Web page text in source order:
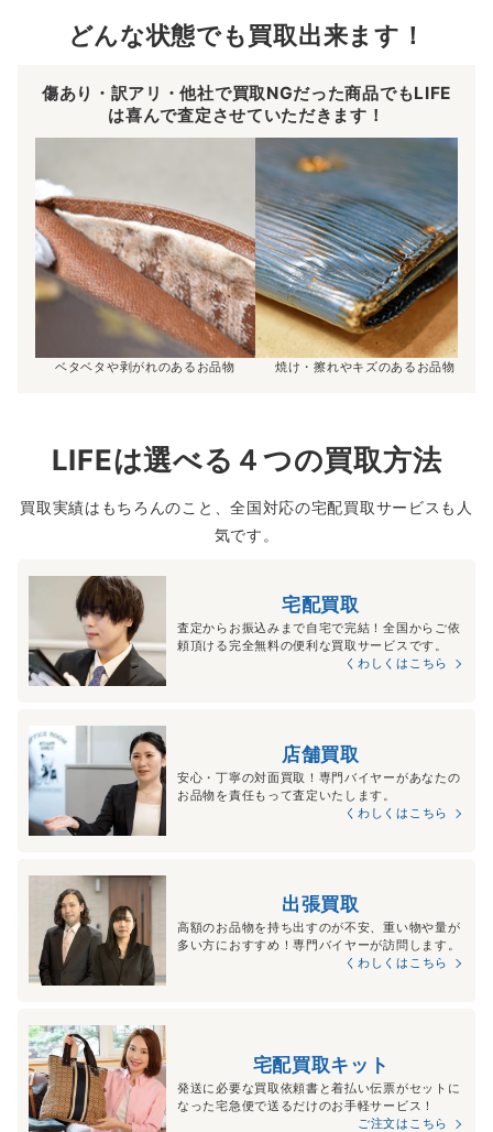
どんな状態でも買取出来ます！
傷あり・訳アリ・他社で買取NGだった商品でもLIFE
は喜んで査定させていただきます！
ベタベタや剥がれのあるお品物 焼け・擦れやキズのあるお品物
LIFEは選べる４つの買取方法
買取実績はもちろんのこと、全国対応の宅配買取サービスも人
気です。
宅配買取
査定からお振込みまで自宅で完結！全国からご依
頼頂ける完全無料の便利な買取サービスです。
くわしくはこちら
店舗買取
安心・丁寧の対面買取！専門バイヤーがあなたの
お品物を責任もって査定いたします。
くわしくはこちら
出張買取
高額のお品物を持ち出すのが不安、重い物や量が
多い方におすすめ！専門バイヤーが訪問します。
くわしくはこちら
宅配買取キット
発送に必要な買取依頼書と着払い伝票がセットに
なった宅急便で送るだけのお手軽サービス！
ご注文はこちら